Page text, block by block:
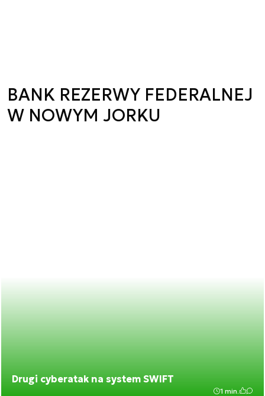
BANK REZERWY FEDERALNEJ
W NOWYM JORKU
Drugi cyberatak na system SWIFT
1 min.